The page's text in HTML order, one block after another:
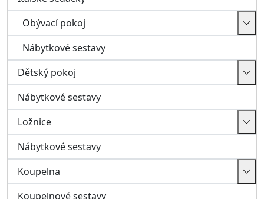
Kuchyně
Chodba a předsíň
Předsíňové stěny
Botníky, skříňky, zrcadla
Věšáky
Pracovna
Nábytkové systémy
Skříně, komody, poličky